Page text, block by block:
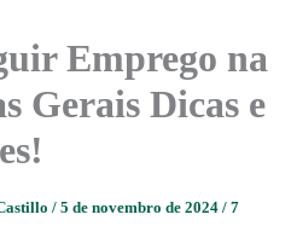
Emprego na
Gerais Dicas e
/ 5 de novembro de 2024 / 7